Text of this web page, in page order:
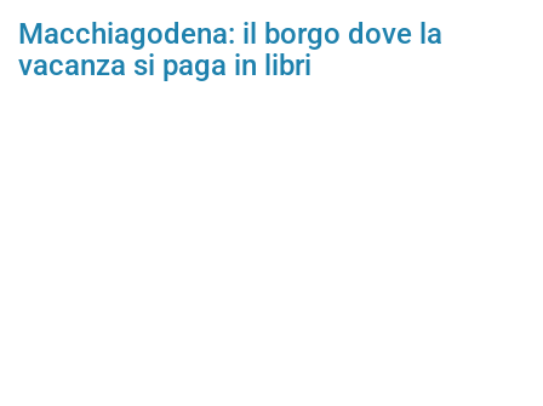
Macchiagodena: il borgo dove la
vacanza si paga in libri